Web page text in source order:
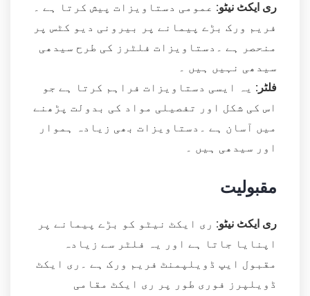
ری ایکٹ نیٹو: عمومی دستاویزات پیش کرتا ہے ۔
فریم ورک بڑے پیمانے پر بیرونی دیو کٹس پر
منحصر ہے ۔دستاویزات فلٹرز کی طرح سیدھی
سیدھی نہیں ہیں ۔
فلٹر: یہ ایسی دستاویزات فراہم کرتا ہے جو
اس کی شکل اور تفصیلی مواد کی بدولت پڑھنے
میں آسان ہے ۔دستاویزات بھی زیادہ ہموار
اور سیدھی ہیں ۔
مقبولیت
ری ایکٹ نیٹو: ری ایکٹ نیٹو کو بڑے پیمانے پر
اپنایا جاتا ہے اور یہ فلٹر سے زیادہ
مقبول ایپ ڈویلپمنٹ فریم ورک ہے ۔ری ایکٹ
ڈویلپرز فوری طور پر ری ایکٹ مقامی